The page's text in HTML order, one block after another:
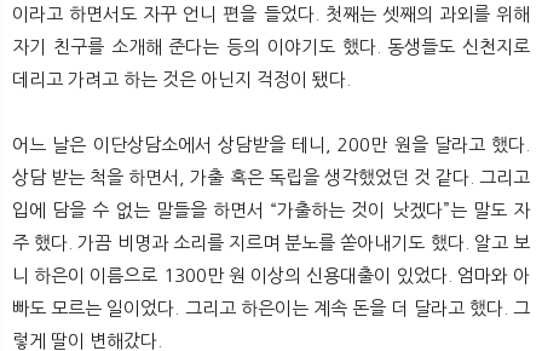
이라고 하면서도 자꾸 언니 편을 들었다. 첫째는 셋째의 과외를 위해
자기 친구를 소개해 준다는 등의 이야기도 했다. 동생들도 신천지로
데리고 가려고 하는 것은 아닌지 걱정이 됐다.
어느 날은 이단상담소에서 상담받을 테니, 200만 원을 달라고 했다.
상담 받는 척을 하면서, 가출 혹은 독립을 생각했었던 것 같다. 그리고
입에 담을 수 없는 말들을 하면서 “가출하는 것이 낫겠다”는 말도 자
주 했다. 가끔 비명과 소리를 지르며 분노를 쏟아내기도 했다. 알고 보
니 하은이 이름으로 1300만 원 이상의 신용대출이 있었다. 엄마와 아
빠도 모르는 일이었다. 그리고 하은이는 계속 돈을 더 달라고 했다. 그
렇게 딸이 변해갔다.